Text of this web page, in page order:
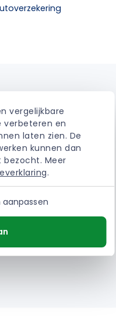
vergelijkbare
verbeteren en
laten zien. De
kunnen dan
bezocht. Meer
.
Zeker.com
gratis. Sluit
af,
van de
extra. Dit is
het 100%
met het
is onze missie
kan worden.